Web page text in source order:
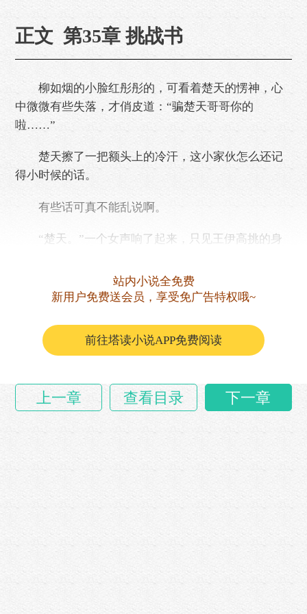
正文 第35章 挑战书
柳如烟的小脸红彤彤的，可看着楚天的愣神，心
中微微有些失落，才俏皮道：“骗楚天哥哥你的
啦……”
楚天擦了一把额头上的冷汗，这小家伙怎么还记
得小时候的话。
有些话可真不能乱说啊。
“楚天。”一个女声响了起来，只见王伊高挑的身
警惕，就是以她女人的眼光来看，这柳如烟也是一等
一的大美女，尤其那单纯的笑容更……
站内小说全免费
新用户免费送会员，享受免广告特权哦~
前往塔读小说APP免费阅读
上一章 查看目录 下一章